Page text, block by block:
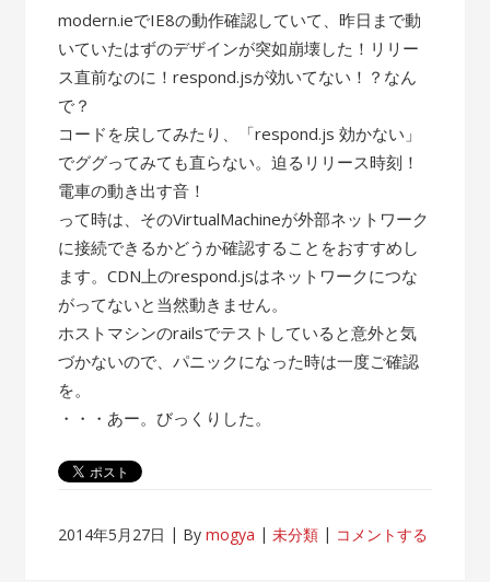
modern.ieでIE8の動作確認していて、昨日まで動
いていたはずのデザインが突如崩壊した！リリー
ス直前なのに！respond.jsが効いてない！？なん
で？
コードを戻してみたり、「respond.js 効かない」
でググってみても直らない。迫るリリース時刻！
電車の動き出す音！
って時は、そのVirtualMachineが外部ネットワーク
に接続できるかどうか確認することをおすすめし
ます。CDN上のrespond.jsはネットワークにつな
がってないと当然動きません。
ホストマシンのrailsでテストしていると意外と気
づかないので、パニックになった時は一度ご確認
を。
・・・あー。びっくりした。
2014年5月27日 Bymogya 未分類 コメントする